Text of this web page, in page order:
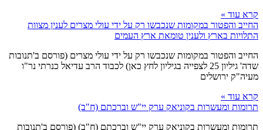
קרא עוד »
החייב והפטור במקומות שנכבשו רק על ידי עולי מצרים לענין מצוות
התלויות בארץ ולענין טומאת ארץ העמים
החייב והפטור במקומות שנכבשו רק על ידי עולי מצרים (פורסם ב'תנובות
שדה' גיליון 25 לצפייה בגיליון לחץ כאן) לכבוד הרב עדיאל כנרתי נר"ו
מעיה"ק ירושלים
קרא עוד »
תרומות ומעשרות בקוניאק ערק יי"ש וברכתם (ח"ב)
תרומות ומעשרות בקוניאק ערק יי"ש וברכתם (ח"ב) (פורסם ב'תנובות